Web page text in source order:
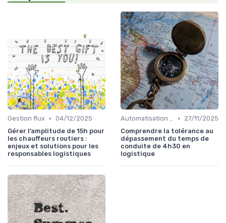
Gestion flux • 04/12/2025
Gérer l’amplitude de 15h pour
les chauffeurs routiers :
enjeux et solutions pour les
responsables logistiques
Automatisation processus •
27/11/2025
Comprendre la tolérance au
dépassement du temps de
conduite de 4h30 en
logistique